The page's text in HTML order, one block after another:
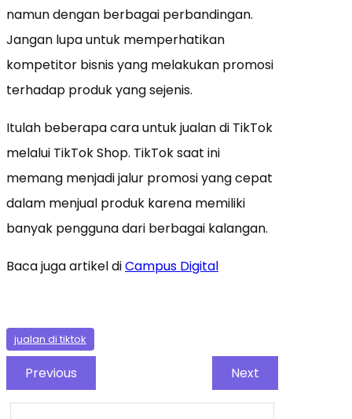
namun dengan berbagai perbandingan.
Jangan lupa untuk memperhatikan
kompetitor bisnis yang melakukan promosi
terhadap produk yang sejenis.
Itulah beberapa cara untuk jualan di TikTok
melalui TikTok Shop. TikTok saat ini
memang menjadi jalur promosi yang cepat
dalam menjual produk karena memiliki
banyak pengguna dari berbagai kalangan.
Baca juga artikel diCampus Digital
jualan di tiktok
Previous Next